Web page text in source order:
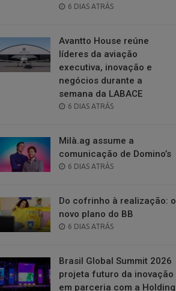
POSTED
6 DIAS ATRÁS
Avantto House reúne
líderes da aviação
executiva, inovação e
negócios durante a
semana da LABACE
POSTED
6 DIAS ATRÁS
Milà.ag assume a
comunicação de Domino’s
POSTED
6 DIAS ATRÁS
Do cofrinho à realização: o
novo plano do BB
POSTED
6 DIAS ATRÁS
Brasil Global Summit 2026
projeta futuro da inovação
em parceria com a Holding